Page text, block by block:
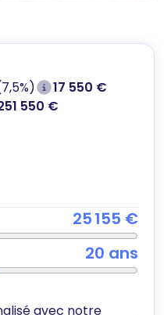
17 550 €
550 €
25 155 €
20 ans
avec notre